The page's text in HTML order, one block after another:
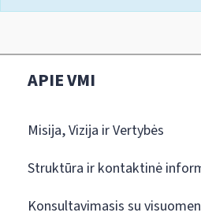
APIE VMI
Misija, Vizija ir Vertybės
Struktūra ir kontaktinė
Konsultavimasis su